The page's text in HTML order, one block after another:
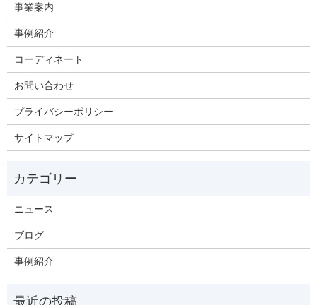
事業案内
事例紹介
コーディネート
お問い合わせ
プライバシーポリシー
サイトマップ
ニュース
ブログ
事例紹介